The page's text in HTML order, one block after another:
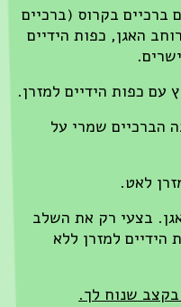
בקרוס (ברכיים
האגן, כפות הידיים
כפות הידיים למזרן.
הברכיים שמרי על
לאט.
בצעי רק את השלב
למזרן ללא